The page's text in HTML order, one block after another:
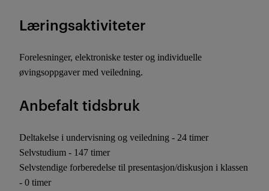
Læringsaktiviteter
Forelesninger, elektroniske tester og individuelle
øvingsoppgaver med veiledning.
Anbefalt tidsbruk
Deltakelse i undervisning og veiledning - 24 timer
Selvstudium - 147 timer
Selvstendige forberedelse til presentasjon/diskusjon i klassen
- 0 timer